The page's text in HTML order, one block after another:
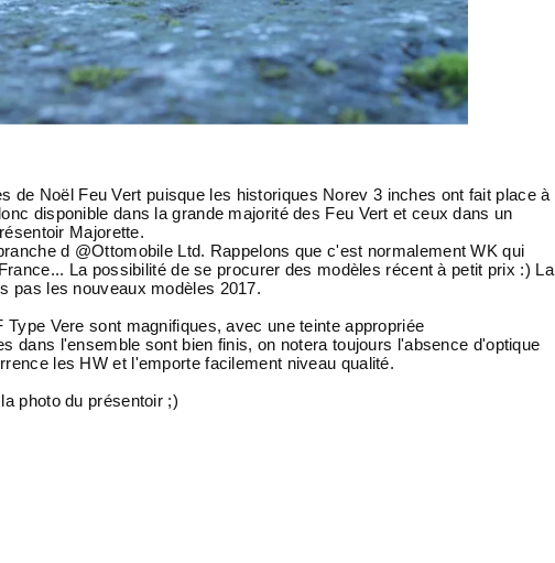
de Noël Feu Vert puisque les historiques Norev 3 inches ont fait place à
disponible dans la grande majorité des Feu Vert et ceux dans un
Majorette.
d @Ottomobile Ltd. Rappelons que c'est normalement WK qui
La possibilité de se procurer des modèles récent à petit prix :) La
pas les nouveaux modèles 2017.
Vere sont magnifiques, avec une teinte appropriée
dans l'ensemble sont bien finis, on notera toujours l'absence d'optique
les HW et l'emporte facilement niveau qualité.
photo du présentoir ;)